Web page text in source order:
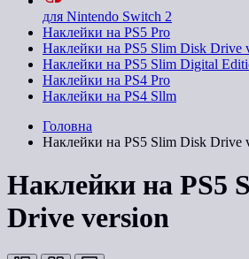
для Nintendo Switch 2
Наклейки на PS5 Pro
Наклейки на PS5 Slim Disk Drive
Наклейки на PS5 Slim Digital
Наклейки на PS4 Pro
Наклейки на PS4 Sllm
Головна
Наклейки на PS5 Slim Disk Drive
Наклейки на PS5
Drive version